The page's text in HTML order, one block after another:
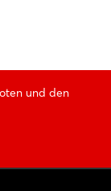
und den